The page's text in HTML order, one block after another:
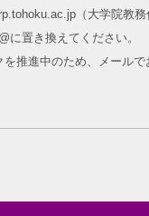
（大学院教務
に置き換えてください。
推進中のため、メールで